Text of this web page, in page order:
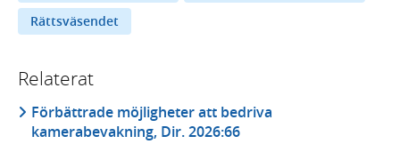
Rättsväsendet
Relaterat
Förbättrade möjligheter att bedriva
kamerabevakning, Dir. 2026:66